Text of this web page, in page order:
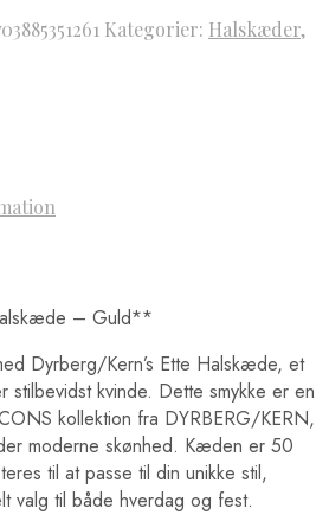
Kategorier: Halskæder,
– Guld**
Dyrberg/Kern’s Ette Halskæde, et
stilbevidst kvinde. Dette smykke er en
kollektion fra DYRBERG/KERN,
moderne skønhed. Kæden er 50
til at passe til din unikke stil,
valg til både hverdag og fest.